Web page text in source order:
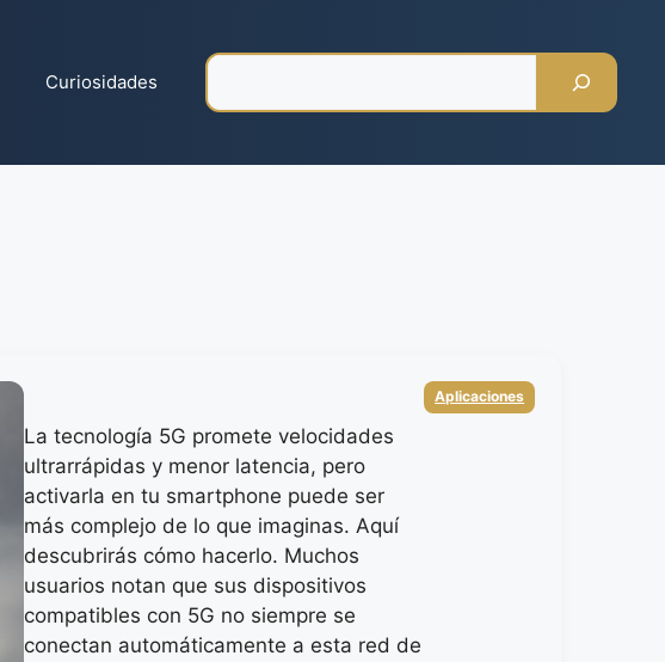
Curiosidades
La tecnología 5G promete velocidades
ultrarrápidas y menor latencia, pero
activarla en tu smartphone puede ser
más complejo de lo que imaginas. Aquí
descubrirás cómo hacerlo. Muchos
usuarios notan que sus dispositivos
compatibles con 5G no siempre se
conectan automáticamente a esta red de
Categorias
Aplicaciones